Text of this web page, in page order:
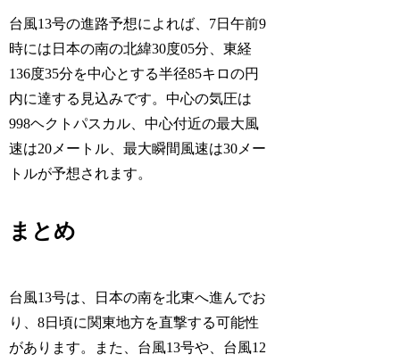
台風13号の進路予想によれば、7日午前9
時には日本の南の北緯30度05分、東経
136度35分を中心とする半径85キロの円
内に達する見込みです。中心の気圧は
998ヘクトパスカル、中心付近の最大風
速は20メートル、最大瞬間風速は30メー
トルが予想されます。
まとめ
台風13号は、日本の南を北東へ進んでお
り、8日頃に関東地方を直撃する可能性
があります。また、台風13号や、台風12